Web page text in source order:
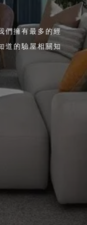
們擁有最多的經
道的驗屋相關知